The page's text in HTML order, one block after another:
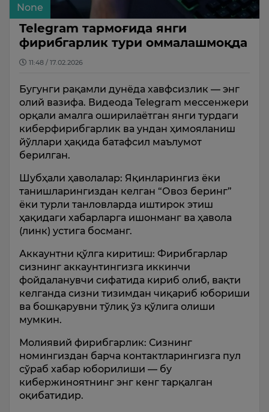
None
Telegram тармоғида янги
фирибгарлик тури оммалашмоқда
11:48 / 17.02.2026
Бугунги рақамли дунёда хавфсизлик — энг
олий вазифа. Видеода Telegram мессенжери
орқали амалга оширилаётган янги турдаги
киберфирибгарлик ва ундан ҳимояланиш
йўллари ҳақида батафсил маълумот
берилган.
Шубҳали ҳаволалар: Яқинларингиз ёки
танишларингиздан келган “Овоз беринг”
ёки турли танловларда иштирок этиш
ҳақидаги хабарларга ишонманг ва ҳавола
(линк) устига босманг.
Аккаунтни қўлга киритиш: Фирибгарлар
сизнинг аккаунтингизга иккинчи
фойдаланувчи сифатида кириб олиб, вақти
келганда сизни тизимдан чиқариб юбориши
ва бошқарувни тўлиқ ўз қўлига олиши
мумкин.
Молиявий фирибгарлик: Сизнинг
номингиздан барча контактларингизга пул
сўраб хабар юборилиши — бу
кибержиноятнинг энг кенг тарқалган
оқибатидир.